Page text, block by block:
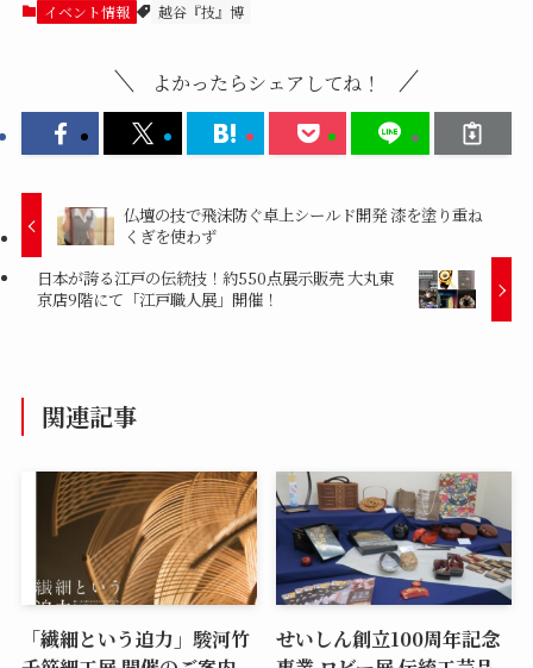
イベント情報 越谷『技』博
よかったらシェアしてね！
仏壇の技で飛沫防ぐ卓上シールド開発 漆を塗り重ね
くぎを使わず
日本が誇る江戸の伝統技！約550点展示販売 大丸東
京店9階にて「江戸職人展」開催！
関連記事
「繊細という迫力」駿河竹
せいしん創立100周年記念